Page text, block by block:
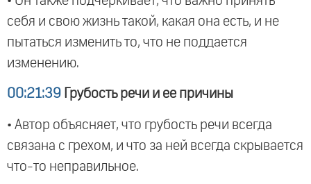
себя и свою жизнь такой, какая она есть, и не
пытаться изменить то, что не поддается
изменению.
00:21:39 Грубость речи и ее причины
• Автор объясняет, что грубость речи всегда
связана с грехом, и что за ней всегда скрывается
что-то неправильное.